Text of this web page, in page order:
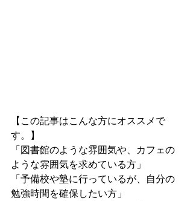
【この記事はこんな方にオススメで
す。】
「図書館のような雰囲気や、カフェの
ような雰囲気を求めている方」
「予備校や塾に行っているが、自分の
勉強時間を確保したい方」